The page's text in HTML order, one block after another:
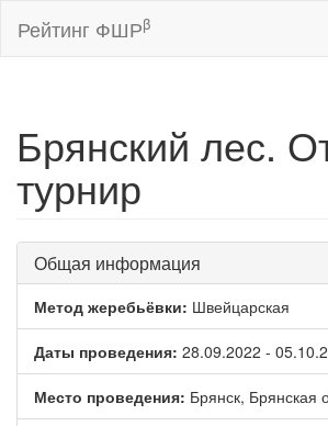
Рейтинг ФШРβ
Брянский лес.
турнир
Общая информация
Метод жеребьёвки: Швейцарская
Даты проведения: 28.09.2022 -
Место проведения: Брянск, Брянская